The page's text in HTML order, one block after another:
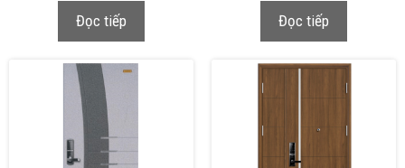
5
Đọc tiếp
5
Đọc tiếp